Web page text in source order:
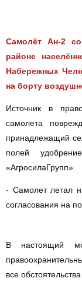
Самолёт Ан-2
районе
Набережных
на борту
Источник в
самолета
принадлежащий
полей
«АгросилаГрупп».
- Самолет летал
согласования на
В настоящий
все